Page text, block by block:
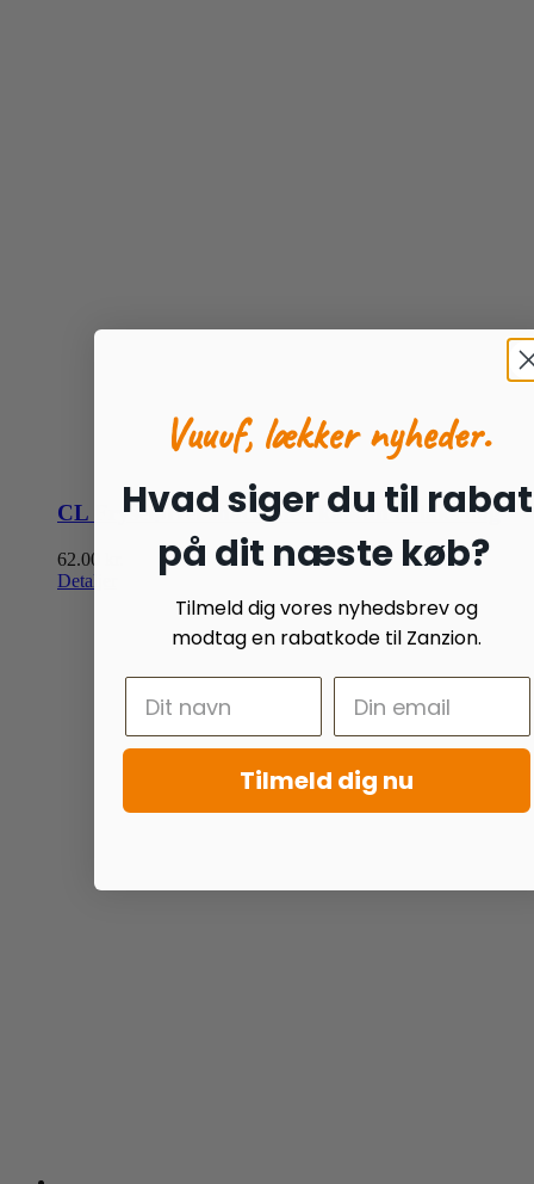
CL Frysetørret snack med kalkun & laks 60g
62.00
Detaljer
Vuuuf, lækker nyheder.
Hvad siger du til rabat
på dit næste køb?
Tilmeld dig vores nyhedsbrev og
modtag en rabatkode til Zanzion.
Tilmeld dig nu